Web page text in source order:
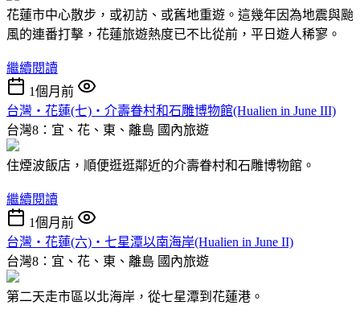
花蓮市中心散步，或初訪、或舊地重遊。這幾年因為地震與颱
風的連番打擊，花蓮旅遊熱度已不比從前，平日遊人稀寥。
繼續閱讀
1個月前
台灣‧花蓮(七)‧介壽眷村和石雕博物館(Hualien in June III)
台灣8：宜、花、東、離島 國內旅遊
住煙波飯店，順便逛逛鄰近的介壽眷村和石雕博物館。
繼續閱讀
1個月前
台灣‧花蓮(六)‧七星潭以南海岸(Hualien in June II)
台灣8：宜、花、東、離島 國內旅遊
第二天走市區以北海岸，從七星潭到花蓮港。